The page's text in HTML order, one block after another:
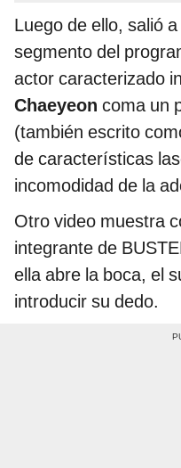
Luego de ello, salió
segmento del
actor caracterizado
Chaeyeon coma un
(también escrito
de características
incomodidad de la
Otro video muestra
integrante de
ella abre la boca, el
introducir su dedo.